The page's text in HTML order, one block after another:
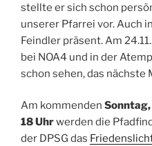
stellte er sich schon
unserer Pfarrei vor. Auch
Feindler präsent. Am
bei NOA4 und in der
schon sehen, das nächste
Am kommenden Sonntag,
18 Uhrwerden die
der DPSG das